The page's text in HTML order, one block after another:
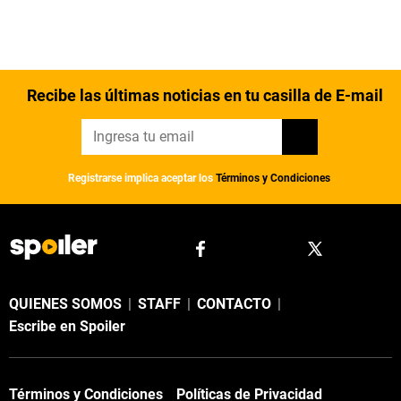
Recibe las últimas noticias en tu casilla de E-mail
Registrarse implica aceptar los Términos y Condiciones
QUIENES SOMOS STAFF CONTACTO
Escribe en Spoiler
Términos y Condiciones Políticas de Privacidad